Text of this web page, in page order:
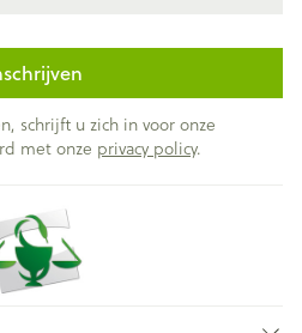
schrijft u zich in voor onze
met onze privacy policy.